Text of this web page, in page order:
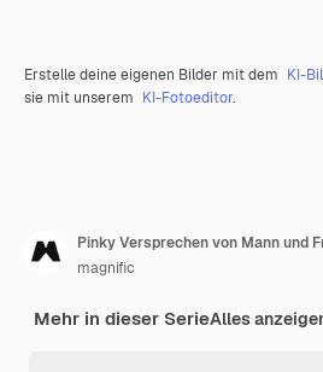
Erstelle deine eigenen Bilder mit dem KI-
sie mit unserem KI-Fotoeditor.
Pinky Versprechen von Mann und
magnific
Mehr in dieser SerieAlles